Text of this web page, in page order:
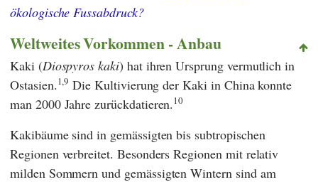
ökologische Fussabdruck?
Weltweites Vorkommen - Anbau
Kaki (Diospyros kaki) hat ihren Ursprung vermutlich in
Ostasien.1,9 Die Kultivierung der Kaki in China konnte
man 2000 Jahre zurückdatieren.10
Kakibäume sind in gemässigten bis subtropischen
Regionen verbreitet. Besonders Regionen mit relativ
milden Sommern und gemässigten Wintern sind am